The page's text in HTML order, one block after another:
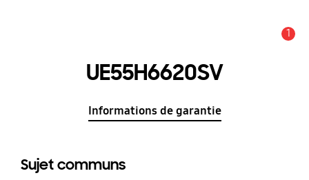
1
UE55H6620SV
Informations de garantie
Sujet communs